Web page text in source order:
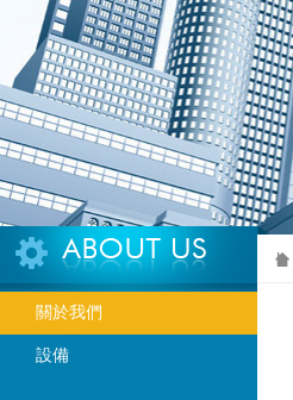
關於我們
設備